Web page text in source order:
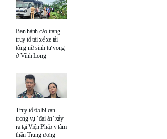
Ban hành cáo trạng
truy tố tài xế xe tải
tông nữ sinh tử vong
ở Vĩnh Long
Truy tố 65 bị can
trong vụ ‘đại án’ xảy
ra tại Viện Pháp y tâm
thần Trung ương